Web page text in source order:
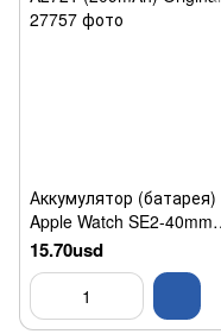
Аккумулятор (батарея)
Apple Watch SE2-40mm
A2721 (209mAh) Original
15.70usd